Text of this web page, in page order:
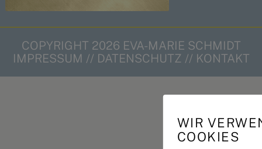
COPYRIGHT 2026 EVA-MARIE SCHMIDT
IMPRESSUM // DATENSCHUTZ // KONTAKT
WIR
COOKIES